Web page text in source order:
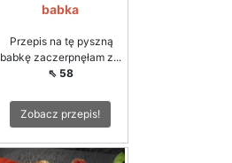
babka
Przepis na tę pyszną
babkę zaczerpnęłam z...
⇖ 58
Zobacz przepis!